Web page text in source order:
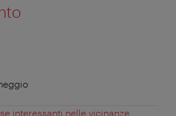
interessanti nelle vicinanze